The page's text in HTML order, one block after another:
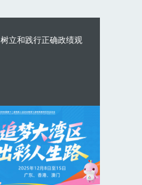
树立和践行正确政绩观